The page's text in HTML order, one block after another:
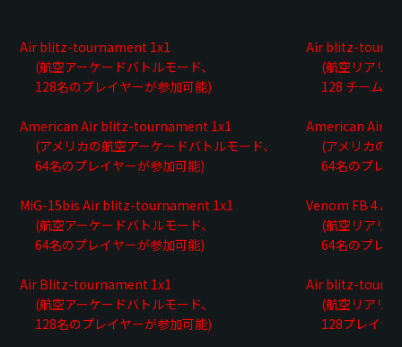
Air blitz-tournament 1x1
(航空アーケードバトルモード、
128名のプレイヤーが参加可能)
American Air blitz-tournament 1x1
(アメリカの航空アーケードバトルモード、
64名のプレイヤーが参加可能)
MiG-15bis Air blitz-tournament 1x1
(航空アーケードバトルモード、
64名のプレイヤーが参加可能)
Air Blitz-tournament 1x1
(航空アーケードバトルモード、
128名のプレイヤーが参加可能)
Air blitz-
(航空リアリス
128 チームが
American Air
(アメリカの航
64名のプレイ
Venom FB 4
(航空リアリス
64名のプレイ
Air blitz-
(航空リアリス
128プレイヤ